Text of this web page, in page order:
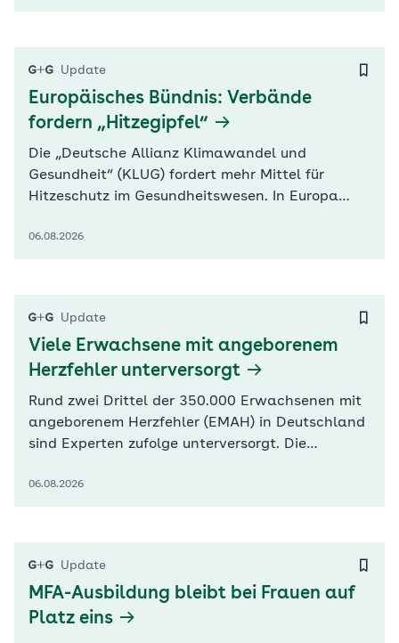
Update
Europäisches Bündnis: Verbände
fordern „Hitzegipfel“
Die „Deutsche Allianz Klimawandel und
Gesundheit“ (KLUG) fordert mehr Mittel für
Hitzeschutz im Gesundheitswesen. In Europa
Klimaanpassung in den Gesundheitsbereich,
Zahlen…
06.08.2026
Update
Viele Erwachsene mit angeborenem
Herzfehler unterversorgt
Rund zwei Drittel der 350.000 Erwachsenen mit
angeborenem Herzfehler (EMAH) in Deutschland
sind Experten zufolge unterversorgt. Die
EMAH zeigen sich angesichts dieser Zahlen
06.08.2026
Update
MFA-Ausbildung bleibt bei Frauen auf
Platz eins